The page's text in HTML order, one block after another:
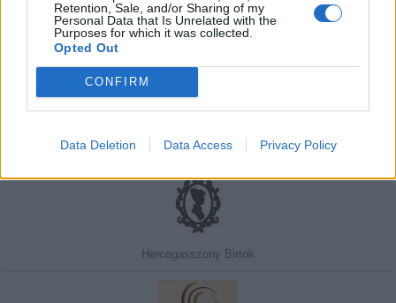
Retention, Sale, and/or Sharing of my
Personal Data that Is Unrelated with the
Purposes for which it was collected.
Opted Out
CONFIRM
Data Deletion Data Access Privacy Policy
Javasolj egy kutyabarát helyet!
Hercegasszony Birtok